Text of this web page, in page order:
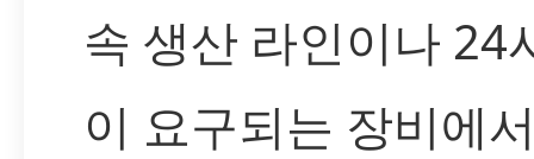
속 생산 라인이나 24
이 요구되는 장비에